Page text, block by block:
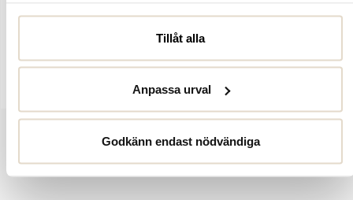
Tillåt alla
Anpassa urval
Godkänn endast nödvändiga
skönt insteg och lufitg komfort. Innersulan är uttagbar och är
perfekt för dig som önskar en bredare läst eller har egna inlägg.
både grepp och ett modern intryck.